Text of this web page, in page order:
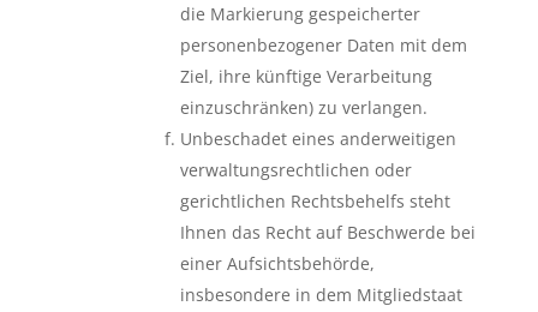
die Markierung gespeicherter
personenbezogener Daten mit dem
Ziel, ihre künftige Verarbeitung
einzuschränken) zu verlangen.
Unbeschadet eines anderweitigen
verwaltungsrechtlichen oder
gerichtlichen Rechtsbehelfs steht
Ihnen das Recht auf Beschwerde bei
einer Aufsichtsbehörde,
insbesondere in dem Mitgliedstaat